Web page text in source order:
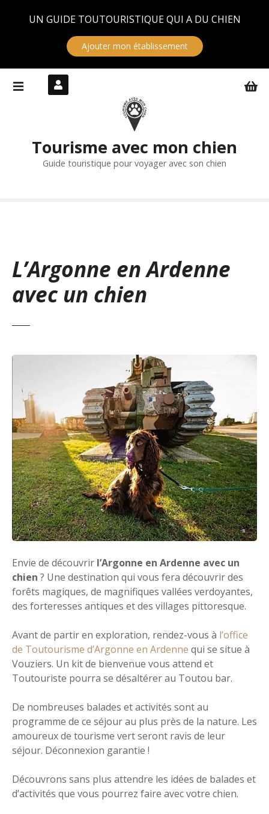
UN GUIDE TOUTOURISTIQUE QUI A DU CHIEN
Ajouter mon établissement
Tourisme avec mon chien
Guide touristique pour voyager avec son chien
L’Argonne en Ardenne
avec un chien
Envie de découvrir l’Argonne en Ardenne avec un
chien ? Une destination qui vous fera découvrir des
forêts magiques, de magnifiques vallées verdoyantes,
des forteresses antiques et des villages pittoresque.
Avant de partir en exploration, rendez-vous à l’office
de Toutourisme d’Argonne en Ardenne qui se situe à
Vouziers. Un kit de bienvenue vous attend et
Toutouriste pourra se désaltérer au Toutou bar.
De nombreuses balades et activités sont au
programme de ce séjour au plus près de la nature. Les
amoureux de tourisme vert seront ravis de leur
séjour. Déconnexion garantie !
Découvrons sans plus attendre les idées de balades et
d’activités que vous pourrez faire avec votre chien.